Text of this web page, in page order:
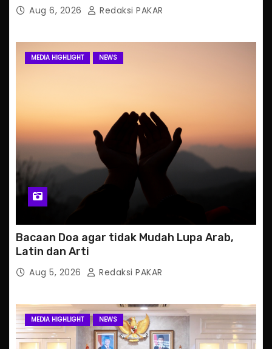
Aug 6, 2026 Redaksi PAKAR
MEDIA HIGHLIGHT NEWS
Bacaan Doa agar tidak Mudah Lupa Arab,
Latin dan Arti
Aug 5, 2026 Redaksi PAKAR
MEDIA HIGHLIGHT NEWS